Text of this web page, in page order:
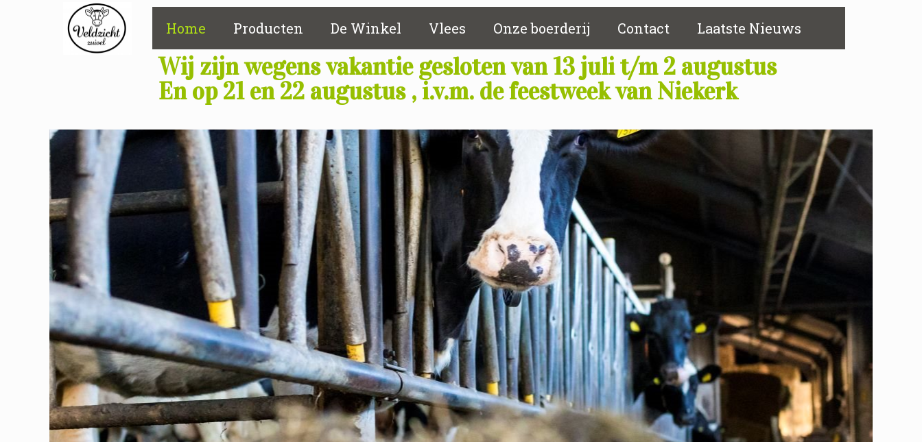
Home Producten De Winkel Vlees Onze boerderij Contact Laatste Nieuws
Wij zijn wegens vakantie gesloten van 13 juli t/m 2 augustus
En op 21 en 22 augustus , i.v.m. de feestweek van Niekerk